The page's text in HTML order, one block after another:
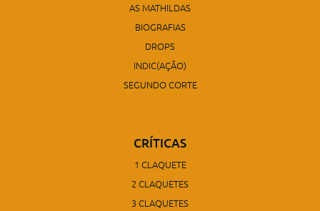
AS MATHILDAS
BIOGRAFIAS
DROPS
INDIC(AÇÃO)
SEGUNDO CORTE
CRÍTICAS
1 CLAQUETE
2 CLAQUETES
3 CLAQUETES